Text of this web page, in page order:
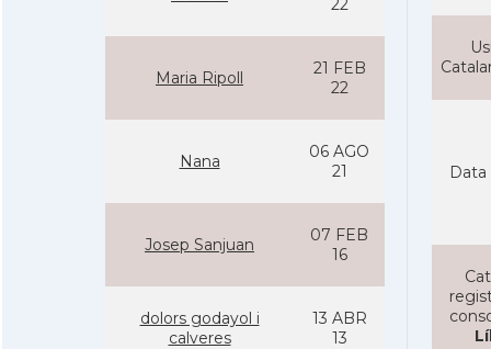
22
Maria Ripoll
21 FEB
22
Nana
06 AGO
21
Josep Sanjuan
07 FEB
16
dolors godayol i
calveres
13 ABR
13
Data